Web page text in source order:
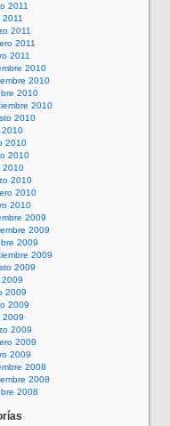
2011
2011
2011
2011
2011
2010
2010
2010
2010
2010
2010
2010
2010
2010
2010
2010
2010
2009
2009
2009
2009
2009
2009
2009
2009
2009
2009
2009
2009
2008
2008
2008